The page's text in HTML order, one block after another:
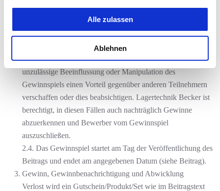
Alle zulassen
Ablehnen
bereitgestellte Formular. 2.3. Eine Mehrfachteilnahme ist
nicht erlaubt. Lagertechnik Becker behält sich das Recht vor,
Mehrfachanmeldungen zu löschen und Personen von der
Teilnahme auszuschließen, die gegen diese
Teilnahmebedingungen verstoßen oder sich durch
unzulässige Beeinflussung oder Manipulation des
Gewinnspiels einen Vorteil gegenüber anderen Teilnehmern
verschaffen oder dies beabsichtigen. Lagertechnik Becker ist
berechtigt, in diesen Fällen auch nachträglich Gewinne
abzuerkennen und Bewerber vom Gewinnspiel
auszuschließen.
2.4. Das Gewinnspiel startet am Tag der Veröffentlichung des
Beitrags und endet am angegebenen Datum (siehe Beitrag).
Gewinn, Gewinnbenachrichtigung und Abwicklung
Verlost wird ein Gutschein/Produkt/Set wie im Beitragstext